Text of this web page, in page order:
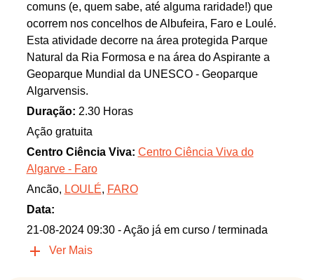
comuns (e, quem sabe, até alguma raridade!) que
ocorrem nos concelhos de Albufeira, Faro e Loulé.
Esta atividade decorre na área protegida Parque
Natural da Ria Formosa e na área do Aspirante a
Geoparque Mundial da UNESCO - Geoparque
Algarvensis.
Duração: 2.30 Horas
Ação gratuita
Centro Ciência Viva: Centro Ciência Viva do
Algarve - Faro
Ancão, LOULÉ, FARO
Data:
21-08-2024 09:30 - Ação já em curso / terminada
Ver Mais